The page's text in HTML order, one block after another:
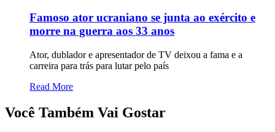
Famoso ator ucraniano se junta ao exército e
morre na guerra aos 33 anos
Ator, dublador e apresentador de TV deixou a fama e a
carreira para trás para lutar pelo país
Read More
Você Também Vai Gostar